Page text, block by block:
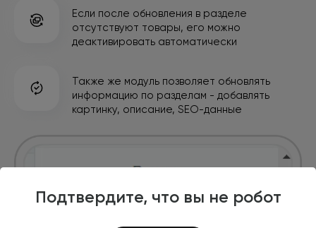
Подтвердите, что вы не робот
Если после обновления в разделе
отсутствуют товары, его можно
деактивировать автоматически
Также же модуль позволяет обновлять
информацию по разделам - добавлять
картинку, описание, SEO-данные